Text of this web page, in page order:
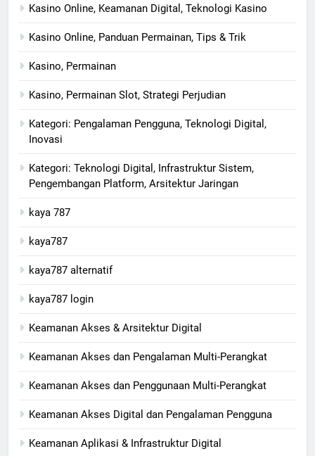
Kasino Online, Keamanan Digital, Teknologi Kasino
Kasino Online, Panduan Permainan, Tips & Trik
Kasino, Permainan
Kasino, Permainan Slot, Strategi Perjudian
Kategori: Pengalaman Pengguna, Teknologi Digital,
Inovasi
Kategori: Teknologi Digital, Infrastruktur Sistem,
Pengembangan Platform, Arsitektur Jaringan
kaya 787
kaya787
kaya787 alternatif
kaya787 login
Keamanan Akses & Arsitektur Digital
Keamanan Akses dan Pengalaman Multi-Perangkat
Keamanan Akses dan Penggunaan Multi-Perangkat
Keamanan Akses Digital dan Pengalaman Pengguna
Keamanan Aplikasi & Infrastruktur Digital